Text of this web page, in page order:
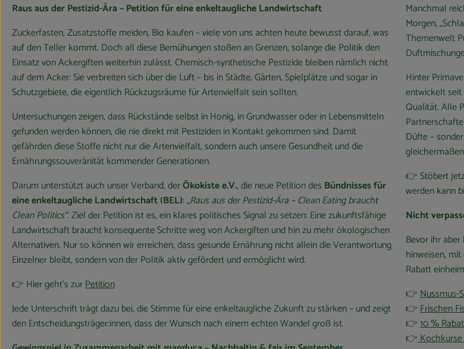
Raus aus der Pestizid-Ära – Petition für eine enkeltaugliche Landwirtschaft
Zuckerfasten, Zusatzstoffe meiden, Bio kaufen – viele von uns achten heute bewusst darauf, was
auf den Teller kommt. Doch all diese Bemühungen stoßen an Grenzen, solange die Politik den
Einsatz von Ackergiften weiterhin zulässt. Chemisch-synthetische Pestizide bleiben nämlich nicht
auf dem Acker: Sie verbreiten sich über die Luft – bis in Städte, Gärten, Spielplätze und sogar in
Schutzgebiete, die eigentlich Rückzugsräume für Artenvielfalt sein sollten.
Untersuchungen zeigen, dass Rückstände selbst in Honig, in Grundwasser oder in Lebensmitteln
gefunden werden können, die nie direkt mit Pestiziden in Kontakt gekommen sind. Damit
gefährden diese Stoffe nicht nur die Artenvielfalt, sondern auch unsere Gesundheit und die
Ernährungssouveränität kommender Generationen.
Darum unterstützt auch unser Verband, derÖkokiste e.V., die neue Petition des Bündnisses für
eine enkeltaugliche Landwirtschaft (BEL):„Raus aus der Pestizid-Ära – Clean Eating braucht
Clean Politics“. Ziel der Petition ist es, ein klares politisches Signal zu setzen: Eine zukunftsfähige
Landwirtschaft braucht konsequente Schritte weg von Ackergiften und hin zu mehr ökologischen
Alternativen. Nur so können wir erreichen, dass gesunde Ernährung nicht allein die Verantwortung
Einzelner bleibt, sondern von der Politik aktiv gefördert und ermöglicht wird.
👉 Hier geht’s zurPetition
Jede Unterschrift trägt dazu bei, die Stimme für eine enkeltaugliche Zukunft zu stärken – und zeigt
den Entscheidungsträger:innen, dass der Wunsch nach einem echten Wandel groß ist.
Manchmal
Morgen,
Themenwelt
Hinter
entwickelt
Qualität. Alle
Düfte –
👉 Stöbert
werden kann
Nicht
Bevor ihr
hinweisen,
Rabatt
👉Nussmus-
👉Frischen
👉10 %
👉